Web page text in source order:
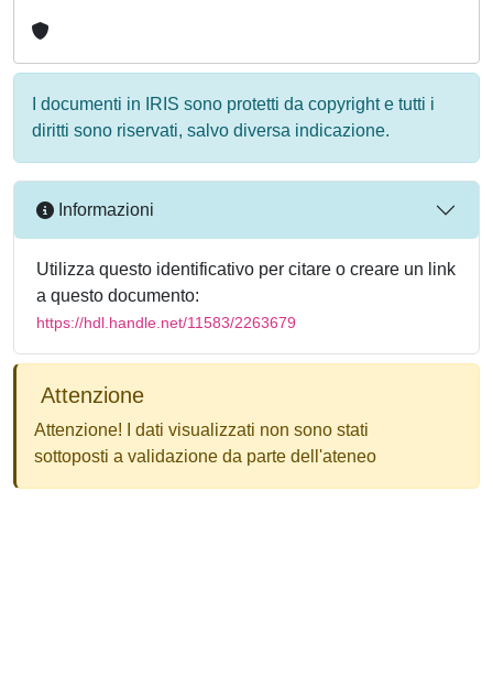
I documenti in IRIS sono protetti da copyright e tutti i
diritti sono riservati, salvo diversa indicazione.
Informazioni
Utilizza questo identificativo per citare o creare un link
a questo documento:
https://hdl.handle.net/11583/2263679
Attenzione
Attenzione! I dati visualizzati non sono stati
sottoposti a validazione da parte dell'ateneo